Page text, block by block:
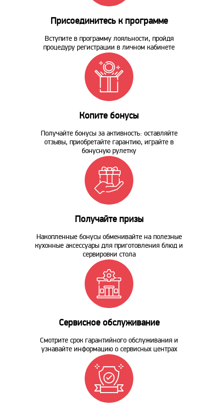
Присоединитесь к программе
Вступите в программу лояльности, пройдя
процедуру регистрации в личном кабинете
Копите бонусы
Получайте бонусы за активность: оставляйте
отзывы, приобретайте гарантию, играйте в
бонусную рулетку
Получайте призы
Накопленные бонусы обменивайте на полезные
кухонные аксессуары для приготовления блюд и
сервировки стола
Сервисное обслуживание
Смотрите срок гарантийного обслуживания и
узнавайте информацию о сервисных центрах